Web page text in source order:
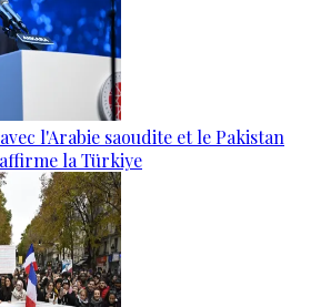
l'Arabie saoudite et le Pakistan
la Türkiye